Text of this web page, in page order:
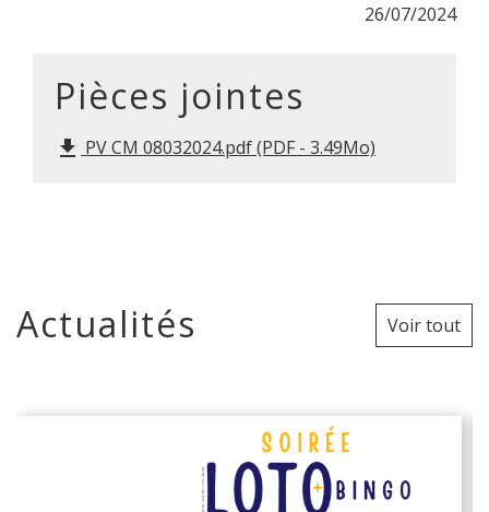
26/07/2024
Pièces jointes
file_download PV CM 08032024.pdf (PDF - 3.49Mo)
Actualités Voir tout